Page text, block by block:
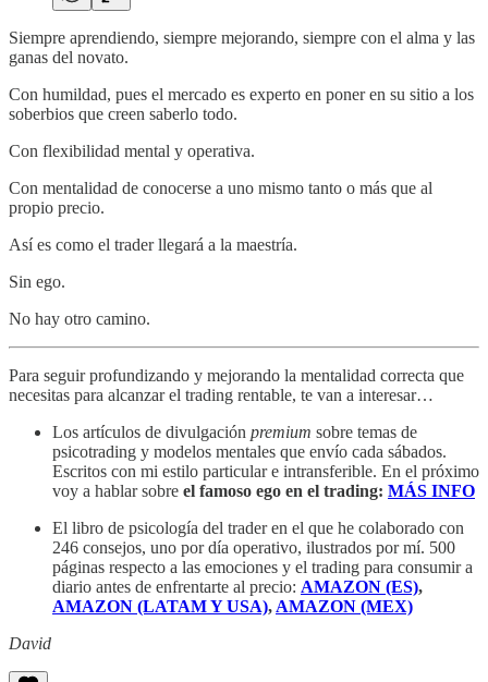
Siempre aprendiendo, siempre mejorando, siempre con el alma y las
ganas del novato.
Con humildad, pues el mercado es experto en poner en su sitio a los
soberbios que creen saberlo todo.
Con flexibilidad mental y operativa.
Con mentalidad de conocerse a uno mismo tanto o más que al
propio precio.
Así es como el trader llegará a la maestría.
Sin ego.
No hay otro camino.
Para seguir profundizando y mejorando la mentalidad correcta que
necesitas para alcanzar el trading rentable, te van a interesar…
Los artículos de divulgación premium sobre temas de
psicotrading y modelos mentales que envío cada sábados.
Escritos con mi estilo particular e intransferible. En el próximo
voy a hablar sobre el famoso ego en el trading: MÁS INFO
El libro de psicología del trader en el que he colaborado con
246 consejos, uno por día operativo, ilustrados por mí. 500
páginas respecto a las emociones y el trading para consumir a
diario antes de enfrentarte al precio: AMAZON (ES),
AMAZON (LATAM Y USA), AMAZON (MEX)
David